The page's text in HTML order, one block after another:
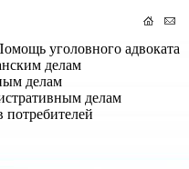
уголовного адвоката
делам
делам
делам
потребителей